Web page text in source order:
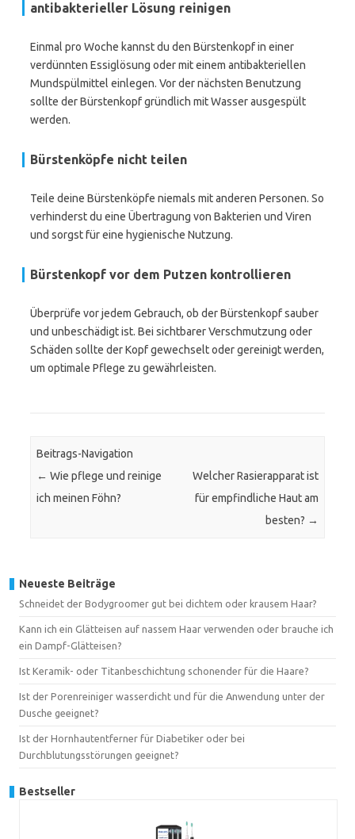
antibakterieller Lösung reinigen
Einmal pro Woche kannst du den Bürstenkopf in einer
verdünnten Essiglösung oder mit einem antibakteriellen
Mundspülmittel einlegen. Vor der nächsten Benutzung
sollte der Bürstenkopf gründlich mit Wasser ausgespült
werden.
Bürstenköpfe nicht teilen
Teile deine Bürstenköpfe niemals mit anderen Personen. So
verhinderst du eine Übertragung von Bakterien und Viren
und sorgst für eine hygienische Nutzung.
Bürstenkopf vor dem Putzen kontrollieren
Überprüfe vor jedem Gebrauch, ob der Bürstenkopf sauber
und unbeschädigt ist. Bei sichtbarer Verschmutzung oder
Schäden sollte der Kopf gewechselt oder gereinigt werden,
um optimale Pflege zu gewährleisten.
Beitrags-Navigation
← Wie pflege und reinige
ich meinen Föhn?
Welcher Rasierapparat ist
für empfindliche Haut am
besten? →
Neueste Beiträge
Schneidet der Bodygroomer gut bei dichtem oder krausem Haar?
Kann ich ein Glätteisen auf nassem Haar verwenden oder brauche ich
ein Dampf-Glätteisen?
Ist Keramik- oder Titanbeschichtung schonender für die Haare?
Ist der Porenreiniger wasserdicht und für die Anwendung unter der
Dusche geeignet?
Ist der Hornhautentferner für Diabetiker oder bei
Durchblutungsstörungen geeignet?
Bestseller